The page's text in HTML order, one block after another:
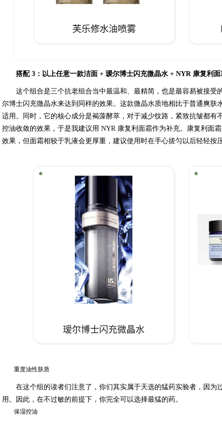
搭配 3：以上任意一款洁面 + 瑷尔博士闪充微晶水 + NYR 康复利
这个组合是三个抗老组合当中最温和、最精简，也是最容易被接受
尔博士闪充微晶水来达到同样的效果。这款微晶水质地相比于普通爽肤
适用。同时，它的核心成分是褐藻酵萃，对于减少纹路，紧致抗皱都有
控油收敛的效果，于是我建议用 NYR 康复利面霜作为补充。康复利面
效果，但面霜相较于乳液会更厚重，建议使用时在手心搓匀以后轻轻按
重度油性肤质
在这个组的读者们注意了，你们其实属于天选的猛药实验者，因为
用。因此，在不过敏的前提下，你完全可以选择最猛的药。
保湿控油